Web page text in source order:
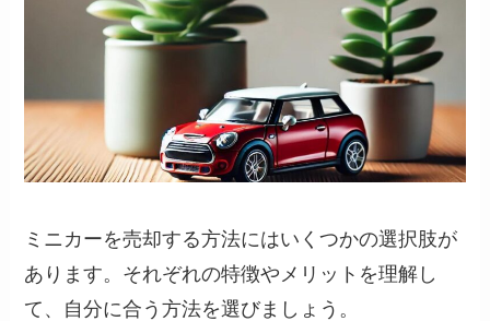
ミニカーを売却する方法にはいくつかの選択肢が
あります。それぞれの特徴やメリットを理解し
て、自分に合う方法を選びましょう。